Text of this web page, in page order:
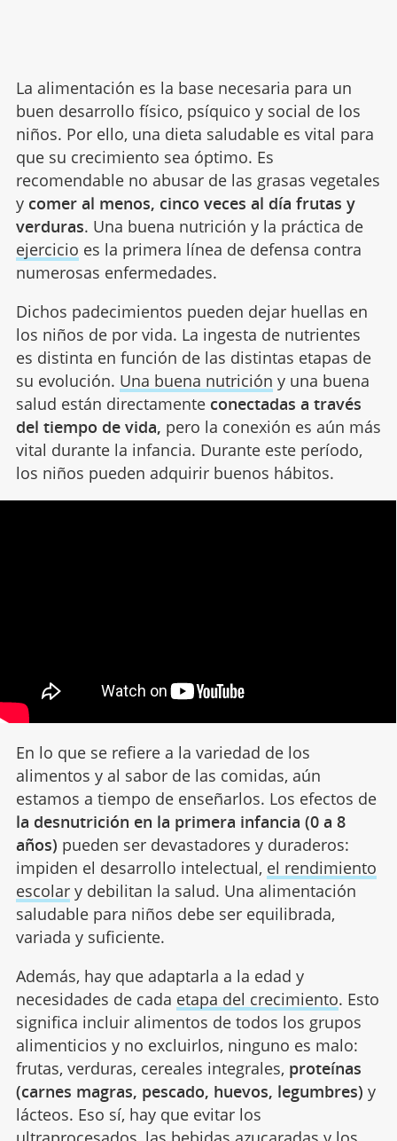
La alimentación es la base necesaria para un
buen desarrollo físico, psíquico y social de los
niños. Por ello, una dieta saludable es vital para
que su crecimiento sea óptimo. Es
recomendable no abusar de las grasas vegetales
ycomer al menos, cinco veces al día frutas y
verduras. Una buena nutrición y la práctica de
ejercicio es la primera línea de defensa contra
numerosas enfermedades.
Dichos padecimientos pueden dejar huellas en
los niños de por vida. La ingesta de nutrientes
es distinta en función de las distintas etapas de
su evolución. Una buena nutrición y una buena
salud están directamente conectadas a través
del tiempo de vida, pero la conexión es aún más
vital durante la infancia. Durante este período,
los niños pueden adquirir buenos hábitos.
En lo que se refiere a la variedad de los
alimentos y al sabor de las comidas, aún
estamos a tiempo de enseñarlos. Los efectos de
la desnutrición en la primera infancia (0 a 8
años) pueden ser devastadores y duraderos:
impiden el desarrollo intelectual, el rendimiento
escolary debilitan la salud. Una alimentación
saludable para niños debe ser equilibrada,
variada y suficiente.
Además, hay que adaptarla a la edad y
necesidades de cada etapa del crecimiento. Esto
significa incluir alimentos de todos los grupos
alimenticios y no excluirlos, ninguno es malo:
frutas, verduras, cereales integrales, proteínas
(carnes magras, pescado, huevos, legumbres) y
lácteos. Eso sí, hay que evitar los